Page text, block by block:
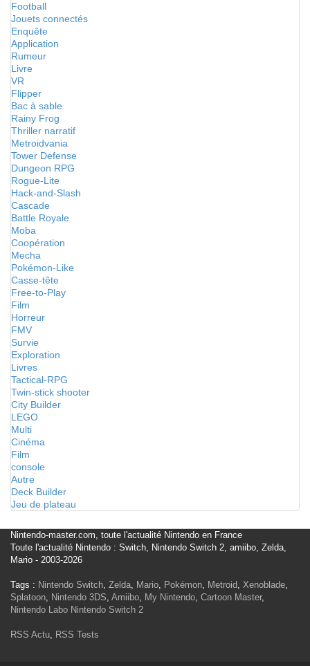
Football
Jouets connectés
Enquête
Application
Rumeur
Livre
VR
Flipper
Bac à sable
Rainy Frog
Thriller narratif
Metroidvania
Tower Defense
Dungeon RPG
Rogue-Lite
Hack-and-Slash
Cascade
Battle Royale
Moba
Coopération
Mecha
Pokémon-Like
Casse-tête
Free-to-Play
Film
Horreur
FMV
Survie
Exploration
Livres
Tactical-RPG
Twin-stick shooter
City Builder
LEGO
Multi
Cinéma
Film
console
Autre
Deck Builder
Jeu de plateau
Nintendo-master.com, toute l'actualité Nintendo en France
Toute l'actualité Nintendo : Switch, Nintendo Switch 2, amiibo, Zelda,
Mario - 2003-2026
Tags : Nintendo Switch, Zelda, Mario, Pokémon, Metroid, Xenoblade,
Splatoon, Nintendo 3DS, Amiibo, My Nintendo, Cartoon Master,
Nintendo Labo Nintendo Switch 2
RSS Actu, RSS Tests